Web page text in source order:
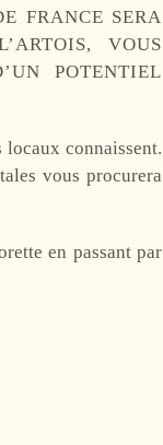
FRANCE SERA
VOUS
POTENTIEL
locaux connaissent.
vous procurera
en passant par